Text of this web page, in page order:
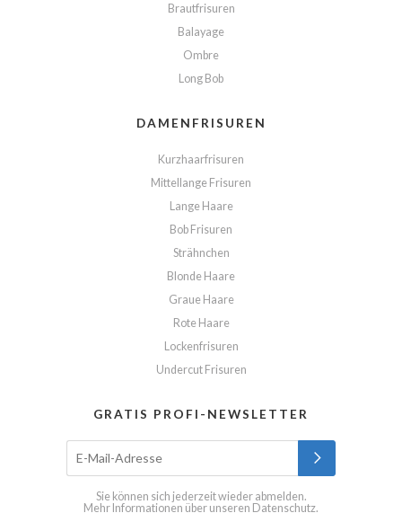
Brautfrisuren
Balayage
Ombre
Long Bob
DAMENFRISUREN
Kurzhaarfrisuren
Mittellange Frisuren
Lange Haare
Bob Frisuren
Strähnchen
Blonde Haare
Graue Haare
Rote Haare
Lockenfrisuren
Undercut Frisuren
GRATIS PROFI-NEWSLETTER
Sie können sich jederzeit wieder abmelden.
Mehr Informationen über unseren Datenschutz.